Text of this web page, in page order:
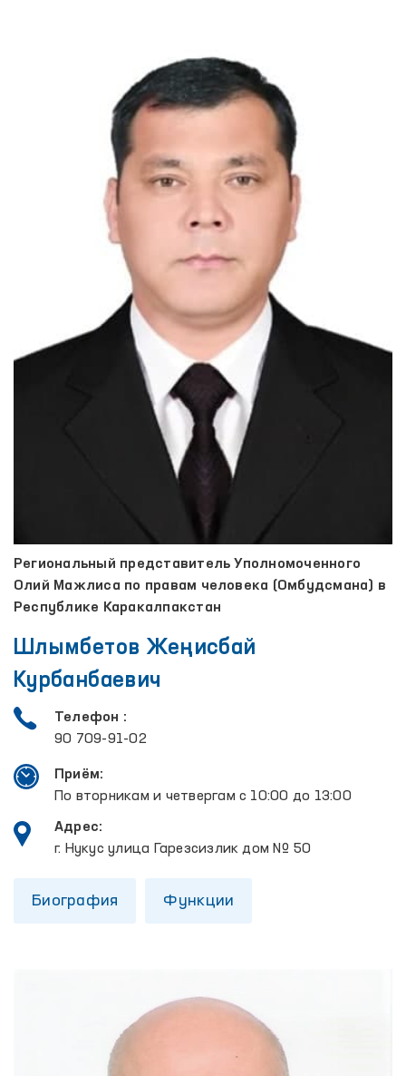
Региональный представитель Уполномоченного
Олий Мажлиса по правам человека (Омбудсмана) в
Республике Каракалпакстан
Шлымбетов Жеңисбай
Курбанбаевич
Телефон :
90 709-91-02
Приём:
По вторникам и четвергам с 10:00 до 13:00
Адрес:
г. Нукус улица Гарезсизлик дом № 50
Биография Функции